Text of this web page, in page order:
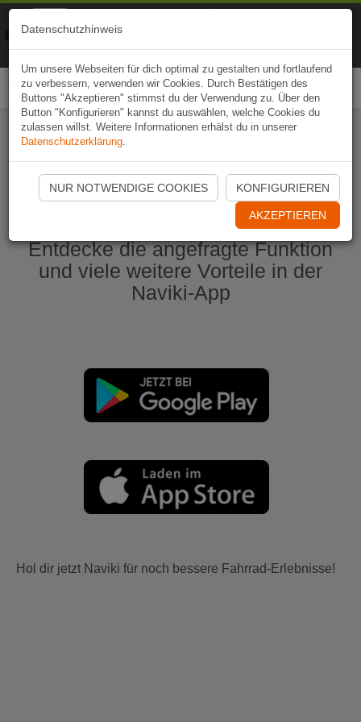
Naviki App jetzt öffnen
Entdecke die angefragte Funktion
und viele weitere Vorteile in der
Naviki-App
Hol dir jetzt Naviki für noch bessere Fahrrad-Erlebnisse!
Datenschutzhinweis
Um unsere Webseiten für dich optimal zu gestalten und fortlaufend
zu verbessern, verwenden wir Cookies. Durch Bestätigen des
Buttons "Akzeptieren" stimmst du der Verwendung zu. Über den
Button "Konfigurieren" kannst du auswählen, welche Cookies du
zulassen willst. Weitere Informationen erhälst du in unserer
Datenschutzerklärung.
NUR NOTWENDIGE COOKIES KONFIGURIEREN
AKZEPTIEREN
Naviki